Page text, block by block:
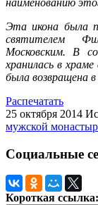
Эта икона была
святителем
Московским. В
хранилась в
была возвращена
Распечатать
25 октября 2014
мужской
Социальные
Короткая ссылка: